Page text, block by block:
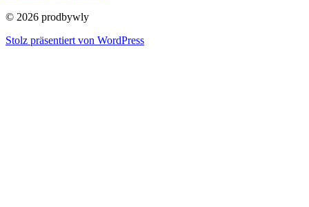
© 2026 prodbywly
Stolz präsentiert von WordPress